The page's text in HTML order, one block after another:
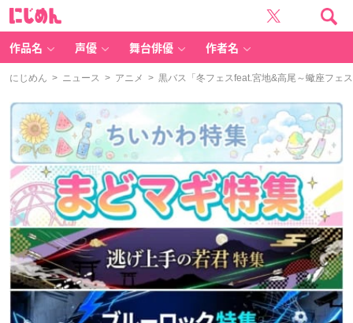
作品名 声優 舞台俳優 作者名
にじめん > ニュース > アニメ > 黒バス「冬フェスfeat.宮地&高尾～蠍座フェ